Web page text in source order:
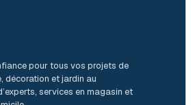
pour tous vos projets de
décoration et jardin au
services en magasin et